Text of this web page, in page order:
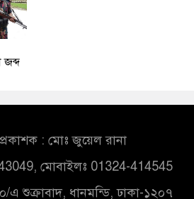
জব্দ
: মোঃ জুয়েল রানা
মোবাইলঃ 01324-414545
শুক্রাবাদ, ধানমন্ডি, ঢাকা-১২০৭